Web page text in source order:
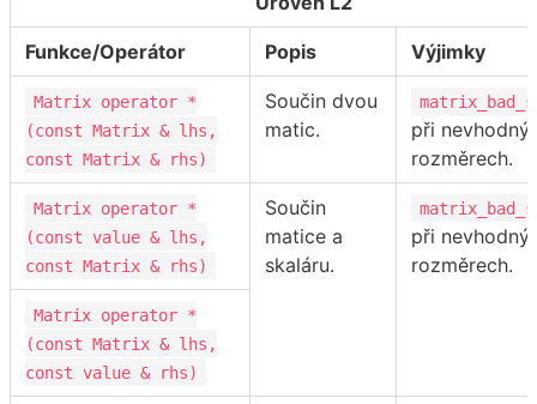
Funkce/Operátor Popis Výjimky
Matrix operator *
(const Matrix & lhs,
const Matrix & rhs)
Součin dvou
matic.
při
rozměrech.
Matrix operator *
(const value & lhs,
const Matrix & rhs)
Součin
matice a
skaláru.
při
rozměrech.
Matrix operator *
(const Matrix & lhs,
const value & rhs)